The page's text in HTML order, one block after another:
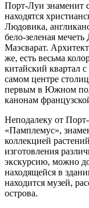
Порт-Луи знаменит
находятся
Людовика,
бело-зеленая
Маэсварат.
же, есть весьма
китайский квартал
самом центре
первым в Южном
канонам
Неподалеку от
«Памплемус»,
коллекцией
изготовления
экскурсию, можно
находящейся в
находится музей,
острова.